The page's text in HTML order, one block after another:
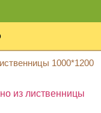
1000*1200